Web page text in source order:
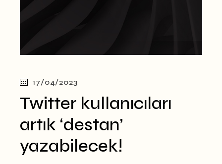
17/04/2023
Twitter kullanıcıları
artık ‘destan’
yazabilecek!